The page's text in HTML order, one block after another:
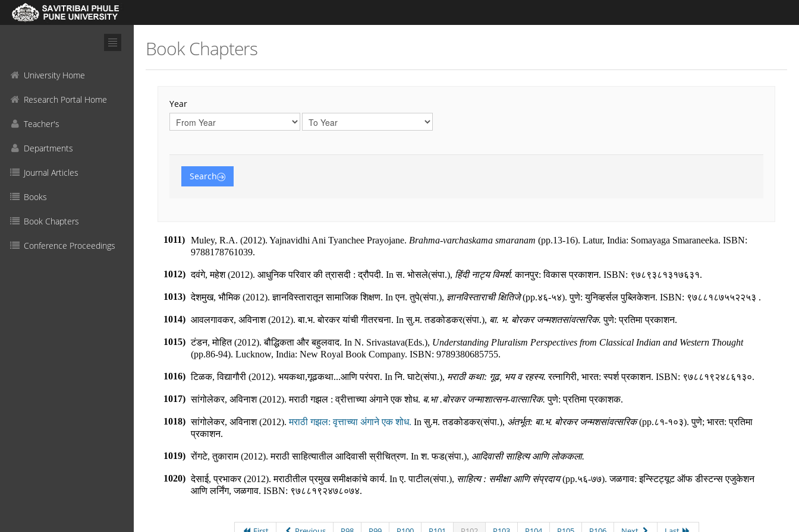
University Home
Research Portal Home
Teacher's
Departments
Journal Articles
Books
Book Chapters
Conference Proceedings
Book Chapters
Year
Search
1011) Muley, R.A. (2012). Yajnavidhi Ani Tyanchee Prayojane. Brahma-varchaskama smaranam (pp.13-16). Latur, India: Somayaga Smaraneeka. ISBN:
9788178761039.
1012) दवंगे, महेश (2012). आधुनिक परिवार की त्रासदी : द्रौपदी. Inस. भोसले(संपा.), हिंदी नाट्य विमर्श. कानपुर: विकास प्रकाशन. ISBN: ९७८९३८१३१७६३१.
1013) देशमुख, भौमिक (2012). ज्ञानविस्तारातून सामाजिक शिक्षण. Inएन. तुपे(संपा.), ज्ञानविस्ताराची क्षितिजे (pp.४६-५४). पुणे: युनिव्हर्सल पुब्लिकेशन. ISBN: ९७८८१८७५५२२५३ .
1014) आवलगावकर, अविनाश (2012). बा.भ. बोरकर यांची गीतरचना. Inसु.म. तडकोडकर(संपा.), बा. भ. बोरकर जन्मशतसांवत्सरिक. पुणे: प्रतिमा प्रकाशन.
1015) टंडन, मोहित (2012). बौद्धिकता और बहुलवाद. In N. Srivastava(Eds.), Understanding Pluralism Perspectives from Classical Indian and Western Thought
(pp.86-94). Lucknow, India: New Royal Book Company. ISBN: 9789380685755.
1016) टिळक, विद्यागौरी (2012). भयकथा,गूढकथा...आणि परंपरा. Inनि. घाटे(संपा.), मराठी कथा: गूढ, भय व रहस्य. रत्नागिरी, भारत: स्पर्श प्रकाशन. ISBN: ९७८८१९२४८६१३०.
1017) सांगोलेकर, अविनाश (2012). मराठी गझल : व्रीत्ताच्या अंगाने एक शोध. ब.भा .बोरकर जन्माशात्सन-वात्सारिक. पुणे: प्रतिमा प्रकाशक.
1018) सांगोलेकर, अविनाश (2012). मराठी गझल: वृत्ताच्या अंगाने एक शोध. Inसु.म. तडकोडकर(संपा.), अंतर्भूत: बा.भ. बोरकर जन्मशसांवत्सरिक (pp.८१-१०३). पुणे; भारत: प्रतिमा
प्रकाशन.
1019) रोंगटे, तुकाराम (2012). मराठी साहित्यातील आदिवासी स्रीचित्रण. Inश. फड(संपा.), आदिवासी साहित्य आणि लोककला.
1020) देसाई, प्रभाकर (2012). मराठीतील प्रमुख समीक्षकांचे कार्य. Inए. पाटील(संपा.), साहित्य : समीक्षा आणि संप्रदाय (pp.५६-७७). जळगाव: इन्स्टिट्यूट ऑफ डीस्टन्स एजुकेशन
आणि लर्निंग, जळगाव. ISBN: ९७८८१९२४७८०७४.